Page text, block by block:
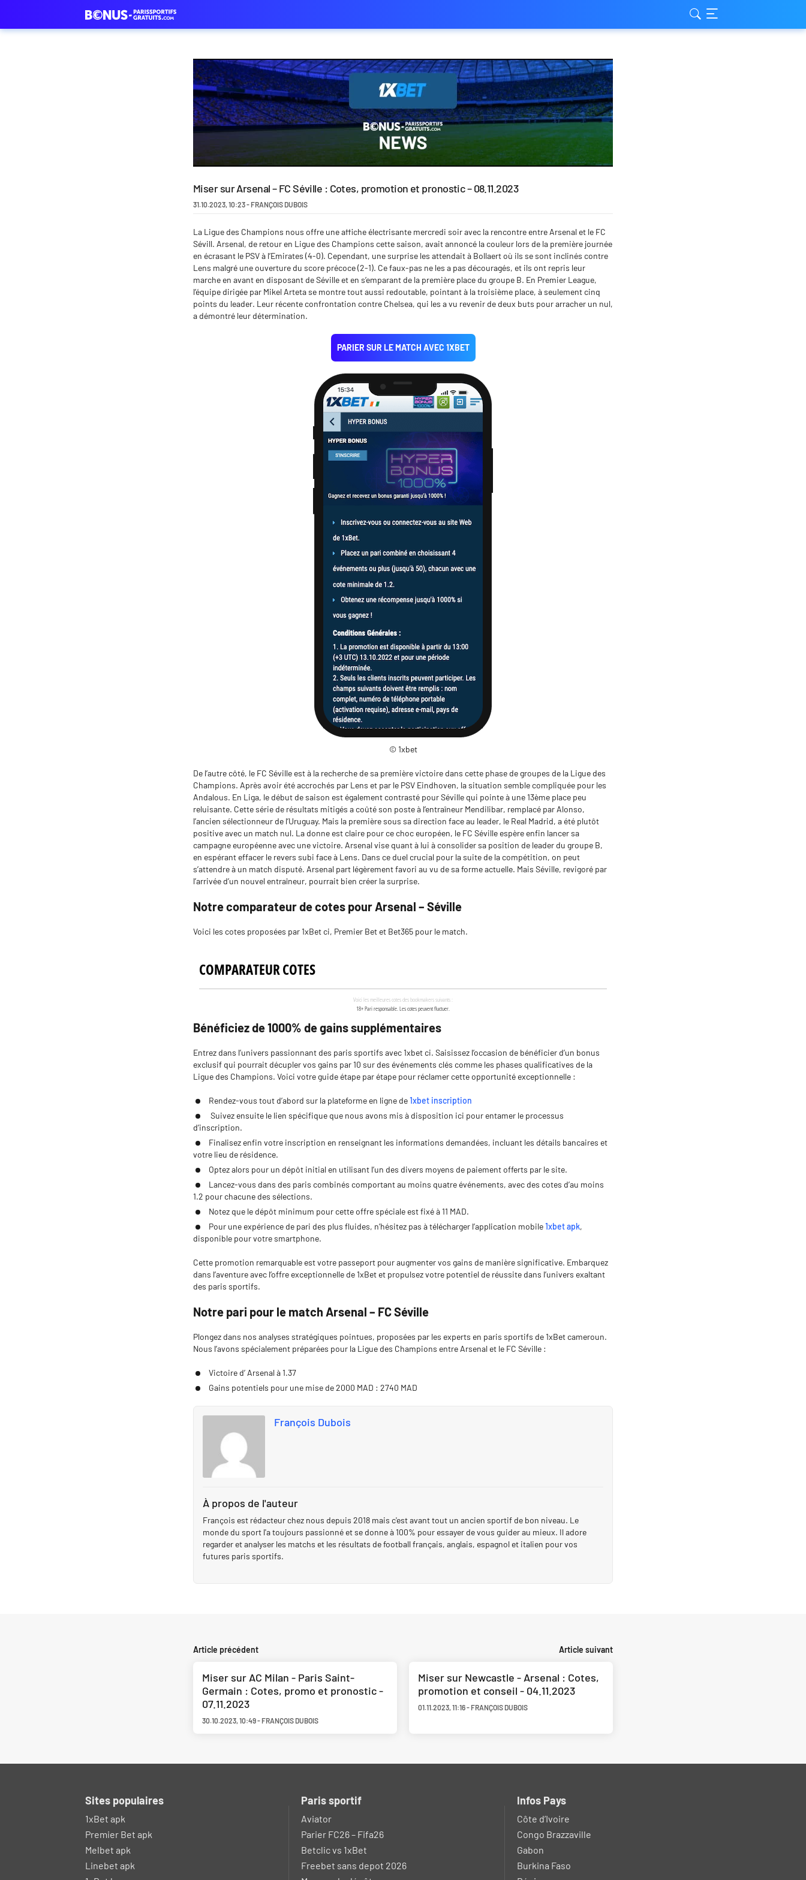
Miser sur Arsenal – FC Séville : Cotes, promotion et pronostic – 08.11.2023
31.10.2023,10:23- FRANÇOIS DUBOIS
La Ligue des Champions nous offre une affiche électrisante mercredi soir avec la rencontre entre Arsenal et le FC
Sévill. Arsenal, de retour en Ligue des Champions cette saison, avait annoncé la couleur lors de la première journée
en écrasant le PSV à l’Emirates (4-0). Cependant, une surprise les attendait à Bollaert où ils se sont inclinés contre
Lens malgré une ouverture du score précoce (2-1). Ce faux-pas ne les a pas découragés, et ils ont repris leur
marche en avant en disposant de Séville et en s’emparant de la première place du groupe B. En Premier League,
l’équipe dirigée par Mikel Arteta se montre tout aussi redoutable, pointant à la troisième place, à seulement cinq
points du leader. Leur récente confrontation contre Chelsea, qui les a vu revenir de deux buts pour arracher un nul,
a démontré leur détermination.
PARIER SUR LE MATCH AVEC 1XBET
© 1xbet
De l’autre côté, le FC Séville est à la recherche de sa première victoire dans cette phase de groupes de la Ligue des
Champions. Après avoir été accrochés par Lens et par le PSV Eindhoven, la situation semble compliquée pour les
Andalous. En Liga, le début de saison est également contrasté pour Séville qui pointe à une 13ème place peu
reluisante. Cette série de résultats mitigés a coûté son poste à l’entraîneur Mendilibar, remplacé par Alonso,
l’ancien sélectionneur de l’Uruguay. Mais la première sous sa direction face au leader, le Real Madrid, a été plutôt
positive avec un match nul. La donne est claire pour ce choc européen, le FC Séville espère enfin lancer sa
campagne européenne avec une victoire. Arsenal vise quant à lui à consolider sa position de leader du groupe B,
en espérant effacer le revers subi face à Lens. Dans ce duel crucial pour la suite de la compétition, on peut
s’attendre à un match disputé. Arsenal part légèrement favori au vu de sa forme actuelle. Mais Séville, revigoré par
l’arrivée d’un nouvel entraîneur, pourrait bien créer la surprise.
Notre comparateur de cotes pour Arsenal – Séville
Voici les cotes proposées par 1xBet ci, Premier Bet et Bet365 pour le match.
Bénéficiez de 1000% de gains supplémentaires
Entrez dans l’univers passionnant des paris sportifs avec 1xbet ci. Saisissez l’occasion de bénéficier d’un bonus
exclusif qui pourrait décupler vos gains par 10 sur des événements clés comme les phases qualificatives de la
Ligue des Champions. Voici votre guide étape par étape pour réclamer cette opportunité exceptionnelle :
Rendez-vous tout d’abord sur la plateforme en ligne de1xbet inscription
Suivez ensuite le lien spécifique que nous avons mis à disposition ici pour entamer le processus
d’inscription.
Finalisez enfin votre inscription en renseignant les informations demandées, incluant les détails bancaires et
votre lieu de résidence.
Optez alors pour un dépôt initial en utilisant l’un des divers moyens de paiement offerts par le site.
Lancez-vous dans des paris combinés comportant au moins quatre événements, avec des cotes d’au moins
1.2 pour chacune des sélections.
Notez que le dépôt minimum pour cette offre spéciale est fixé à 11 MAD.
Pour une expérience de pari des plus fluides, n’hésitez pas à télécharger l’application mobile1xbet apk,
disponible pour votre smartphone.
Cette promotion remarquable est votre passeport pour augmenter vos gains de manière significative. Embarquez
dans l’aventure avec l’offre exceptionnelle de 1xBet et propulsez votre potentiel de réussite dans l’univers exaltant
des paris sportifs.
Notre pari pour le match Arsenal – FC Séville
Plongez dans nos analyses stratégiques pointues, proposées par les experts en paris sportifs de 1xBet cameroun.
Nous l’avons spécialement préparées pour la Ligue des Champions entre Arsenal et le FC Séville :
Victoire d’ Arsenal à 1.37
Gains potentiels pour une mise de 2000 MAD : 2740 MAD
François Dubois
À propos de l'auteur
François est rédacteur chez nous depuis 2018 mais c'est avant tout un ancien sportif de bon niveau. Le
monde du sport l'a toujours passionné et se donne à 100% pour essayer de vous guider au mieux. Il adore
regarder et analyser les matchs et les résultats de football français, anglais, espagnol et italien pour vos
futures paris sportifs.
Article précédent
Miser sur AC Milan - Paris Saint-
Germain : Cotes, promo et pronostic -
07.11.2023
30.10.2023,10:49- FRANÇOIS DUBOIS
Article suivant
Miser sur Newcastle - Arsenal : Cotes,
promotion et conseil - 04.11.2023
01.11.2023,11:16- FRANÇOIS DUBOIS
Sites populaires
1xBet apk
Premier Bet apk
Melbet apk
Linebet apk
Paris sportif
Aviator
Parier FC26 – Fifa26
Betclic vs 1xBet
Freebet sans depot 2026
Infos Pays
Côte d’Ivoire
Congo Brazzaville
Gabon
Burkina Faso